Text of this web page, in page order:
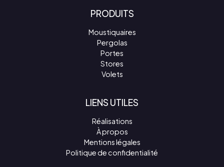
PRODUITS
Moustiquaires
Pergolas
Portes
Stores
Volets
LIENS UTILES
Réalisations
À propos
Mentions légales
Politique de confidentialité